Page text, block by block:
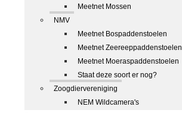
Meetnet Mossen
NMV
Meetnet Bospaddenstoelen
Meetnet Zeereeppaddenstoelen
Meetnet Moeraspaddenstoelen
Staat deze soort er nog?
Zoogdiervereniging
NEM Wildcamera's